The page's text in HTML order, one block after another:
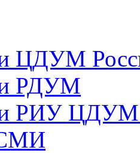
ЦДУМ
РДУМ
РИУ ЦДУМ